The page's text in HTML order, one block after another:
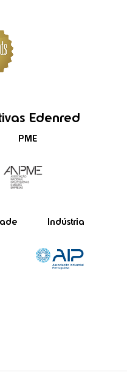
Edenred
PME
Indústria